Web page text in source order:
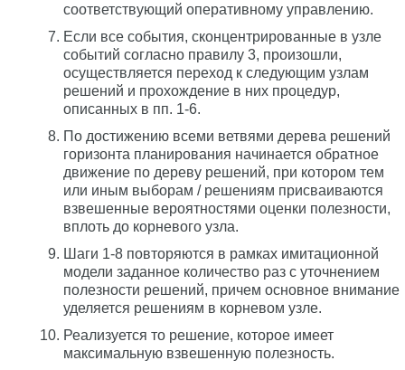
соответствующий оперативному управлению.
Если все события, сконцентрированные в узле
событий согласно правилу 3, произошли,
осуществляется переход к следующим узлам
решений и прохождение в них процедур,
описанных в пп. 1-6.
По достижению всеми ветвями дерева решений
горизонта планирования начинается обратное
движение по дереву решений, при котором тем
или иным выборам / решениям присваиваются
взвешенные вероятностями оценки полезности,
вплоть до корневого узла.
Шаги 1-8 повторяются в рамках имитационной
модели заданное количество раз с уточнением
полезности решений, причем основное внимание
уделяется решениям в корневом узле.
Реализуется то решение, которое имеет
максимальную взвешенную полезность.